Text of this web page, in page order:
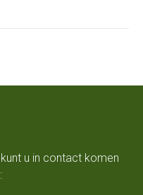
u in contact komen